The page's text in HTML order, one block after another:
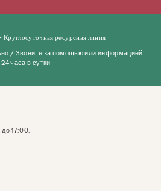
в KCSARCресурсная линия
/ Звоните за помощью или информацией
24 часа в сутки
17:00.